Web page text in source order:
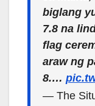
biglang
7.8 na
flag
araw ng
8.…
— The